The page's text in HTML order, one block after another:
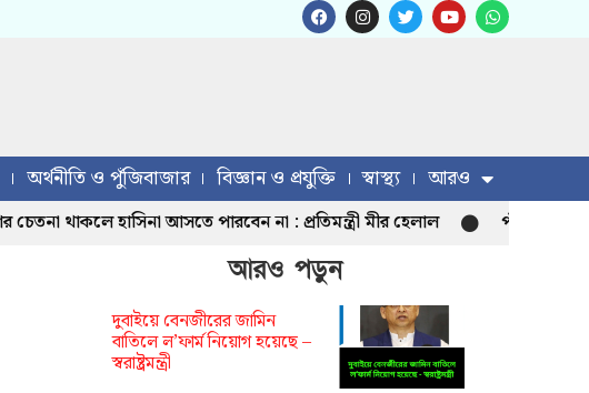
অর্থনীতি ও পুঁজিবাজার বিজ্ঞান ও প্রযুক্তি স্বাস্থ্য আরও
থাকলে হাসিনা আসতে পারবেন না : প্রতিমন্ত্রী মীর হেলাল পাঁচ হাজার মানুষ
আরও পড়ুন
দুবাইয়ে বেনজীরের জামিন
বাতিলে ল’ফার্ম নিয়োগ হয়েছে –
স্বরাষ্ট্রমন্ত্রী